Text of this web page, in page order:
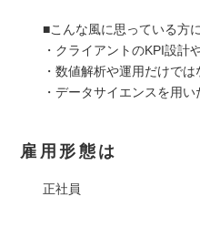
■こんな風に思っている方
・クライアントのKPI設計
・数値解析や運用だけで
・データサイエンスを用
雇用形態は
正社員